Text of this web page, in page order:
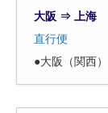
大阪 ⇒ 上海
直行便
●大阪（関西